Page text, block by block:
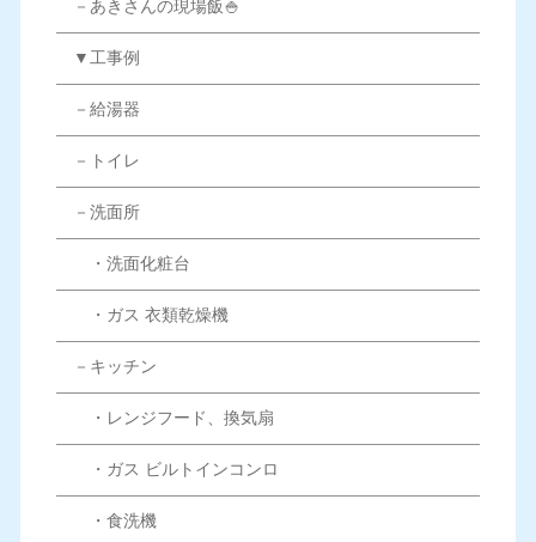
－あきさんの現場飯🍚
▼工事例
－給湯器
－トイレ
－洗面所
・洗面化粧台
・ガス 衣類乾燥機
－キッチン
・レンジフード、換気扇
・ガス ビルトインコンロ
・食洗機